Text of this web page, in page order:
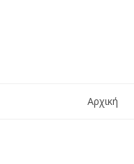
Αρχική